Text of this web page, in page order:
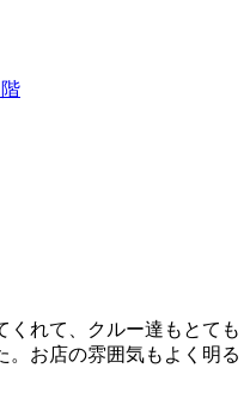
くれて、クルー達もとても
。お店の雰囲気もよく明る